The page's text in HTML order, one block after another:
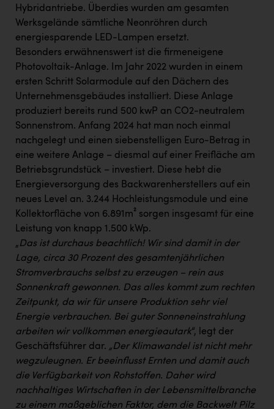
Hybridantriebe. Überdies wurden am gesamten
Werksgelände sämtliche Neonröhren durch
energiesparende LED-Lampen ersetzt.
Besonders erwähnenswert ist die firmeneigene
Photovoltaik-Anlage. Im Jahr 2022 wurden in einem
ersten Schritt Solarmodule auf den Dächern des
Unternehmensgebäudes installiert. Diese Anlage
produziert bereits rund 500 kwP an CO2-neutralem
Sonnenstrom. Anfang 2024 hat man noch einmal
nachgelegt und einen siebenstelligen Euro-Betrag in
eine weitere Anlage – diesmal auf einer Freifläche am
Betriebsgrundstück – investiert. Diese hebt die
Energieversorgung des Backwarenherstellers auf ein
neues Level an. 3.244 Hochleistungsmodule und eine
Kollektorfläche von 6.891m² sorgen insgesamt für eine
Leistung von knapp 1.500 kWp.
„Das ist durchaus beachtlich! Wir sind damit in der
Lage, circa 30 Prozent des gesamtenjährlichen
Stromverbrauchs selbst zu erzeugen – rein aus
Sonnenkraft gewonnen. Das alles kommt zum rechten
Zeitpunkt, da wir für unsere Produktion sehr viel
Energie verbrauchen. Bei guter Sonneneinstrahlung
arbeiten wir vollkommen energieautark“, legt der
Geschäftsführer dar. „Der Klimawandel ist nicht mehr
wegzuleugnen. Er beeinflusst Ernten und damit auch
die Verfügbarkeit von Rohstoffen. Daher wird
nachhaltiges Wirtschaften in der Lebensmittelbranche
zu einem maßgeblichen Faktor, dem die Backwelt Pilz